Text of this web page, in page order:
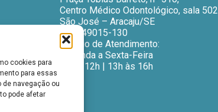
cookies para
para essas
navegação ou
pode afetar
Centro Médico Odontológico, sala 502
São José – Aracaju/SE
CEP: 49015-130
Horário de Atendimento:
Segunda a Sexta-Feira
9h às 12h | 13h às 16h